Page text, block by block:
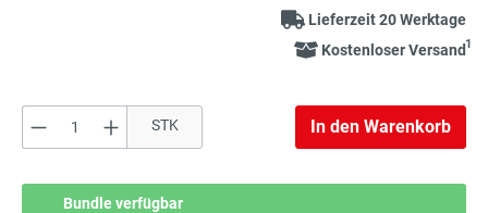
Lieferzeit 20 Werktage
Kostenloser Versand1
Produkt Anzahl: Gib den gewünschten
STK In den Warenkorb
Bundle verfügbar